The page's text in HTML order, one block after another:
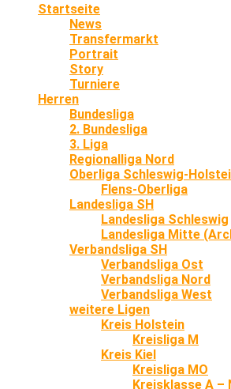
Startseite
News
Transfermarkt
Portrait
Story
Turniere
Herren
Bundesliga
2. Bundesliga
3. Liga
Regionalliga Nord
Oberliga Schleswig-
Flens-Oberliga
Landesliga SH
Landesliga Schleswig
Landesliga Mitte
Verbandsliga SH
Verbandsliga Ost
Verbandsliga Nord
Verbandsliga West
weitere Ligen
Kreis Holstein
Kreisliga M
Kreis Kiel
Kreisliga MO
Kreisklasse A –